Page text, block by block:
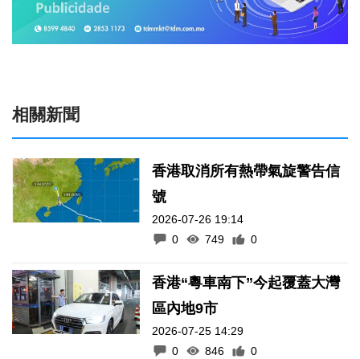
相關新聞
香港取消所有熱帶氣旋警告信
號
2026-07-26 19:14
0
749 0
香港“粵車南下”今起覆蓋大灣
區內地9市
2026-07-25 14:29
0
846 0